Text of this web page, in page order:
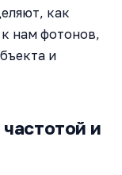
как
нам фотонов,
и
и